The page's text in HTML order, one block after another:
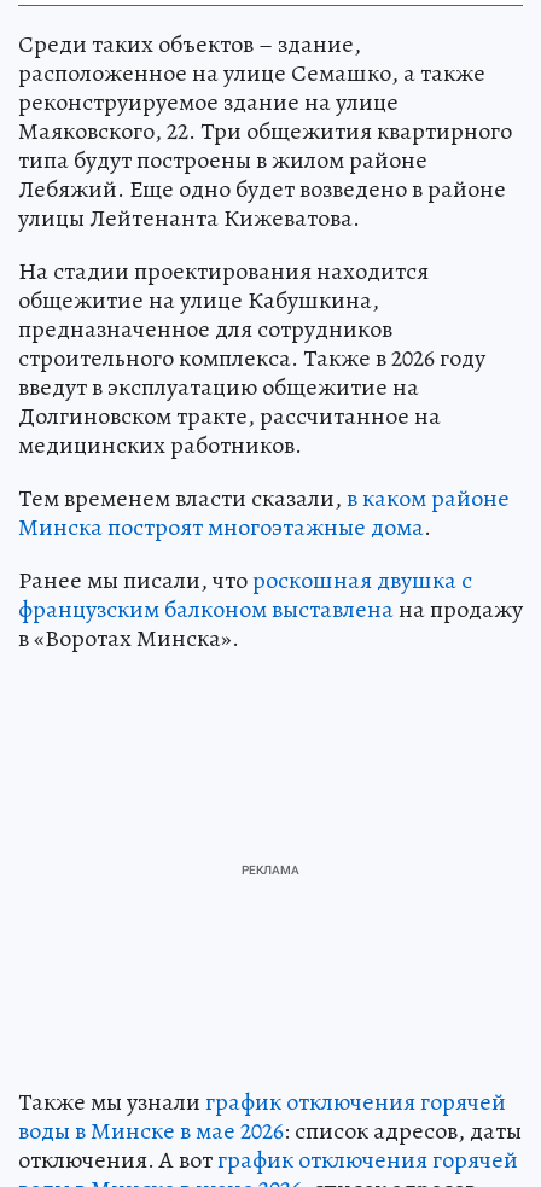
Среди таких объектов – здание,
расположенное на улице Семашко, а также
реконструируемое здание на улице
Маяковского, 22. Три общежития квартирного
типа будут построены в жилом районе
Лебяжий. Еще одно будет возведено в районе
улицы Лейтенанта Кижеватова.
На стадии проектирования находится
общежитие на улице Кабушкина,
предназначенное для сотрудников
строительного комплекса. Также в 2026 году
введут в эксплуатацию общежитие на
Долгиновском тракте, рассчитанное на
медицинских работников.
Тем временем власти сказали,в каком районе
Минска построят многоэтажные дома.
Ранее мы писали, чтороскошная двушка с
французским балконом выставленана продажу
в «Воротах Минска».
Также мы узналиграфик отключения горячей
воды в Минске в мае 2026: список адресов, даты
отключения. А вотграфик отключения горячей